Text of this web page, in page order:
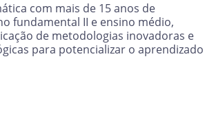
com mais de 15 anos de
fundamental II e ensino médio,
de metodologias inovadoras e
para potencializar o aprendizado